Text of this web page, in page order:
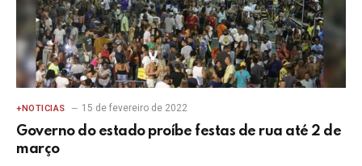
+NOTICIAS 15 de fevereiro de 2022
Governo do estado proíbe festas de rua até 2 de
março